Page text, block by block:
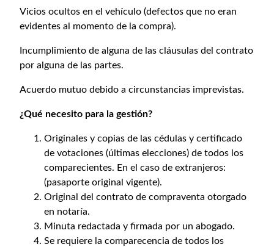
Vicios ocultos en el vehículo (defectos que no eran
evidentes al momento de la compra).
Incumplimiento de alguna de las cláusulas del contrato
por alguna de las partes.
Acuerdo mutuo debido a circunstancias imprevistas.
¿Qué necesito para la gestión?
Originales y copias de las cédulas y certificado
de votaciones (últimas elecciones) de todos los
comparecientes. En el caso de extranjeros:
(pasaporte original vigente).
Original del contrato de compraventa otorgado
en notaría.
Minuta redactada y firmada por un abogado.
Se requiere la comparecencia de todos los